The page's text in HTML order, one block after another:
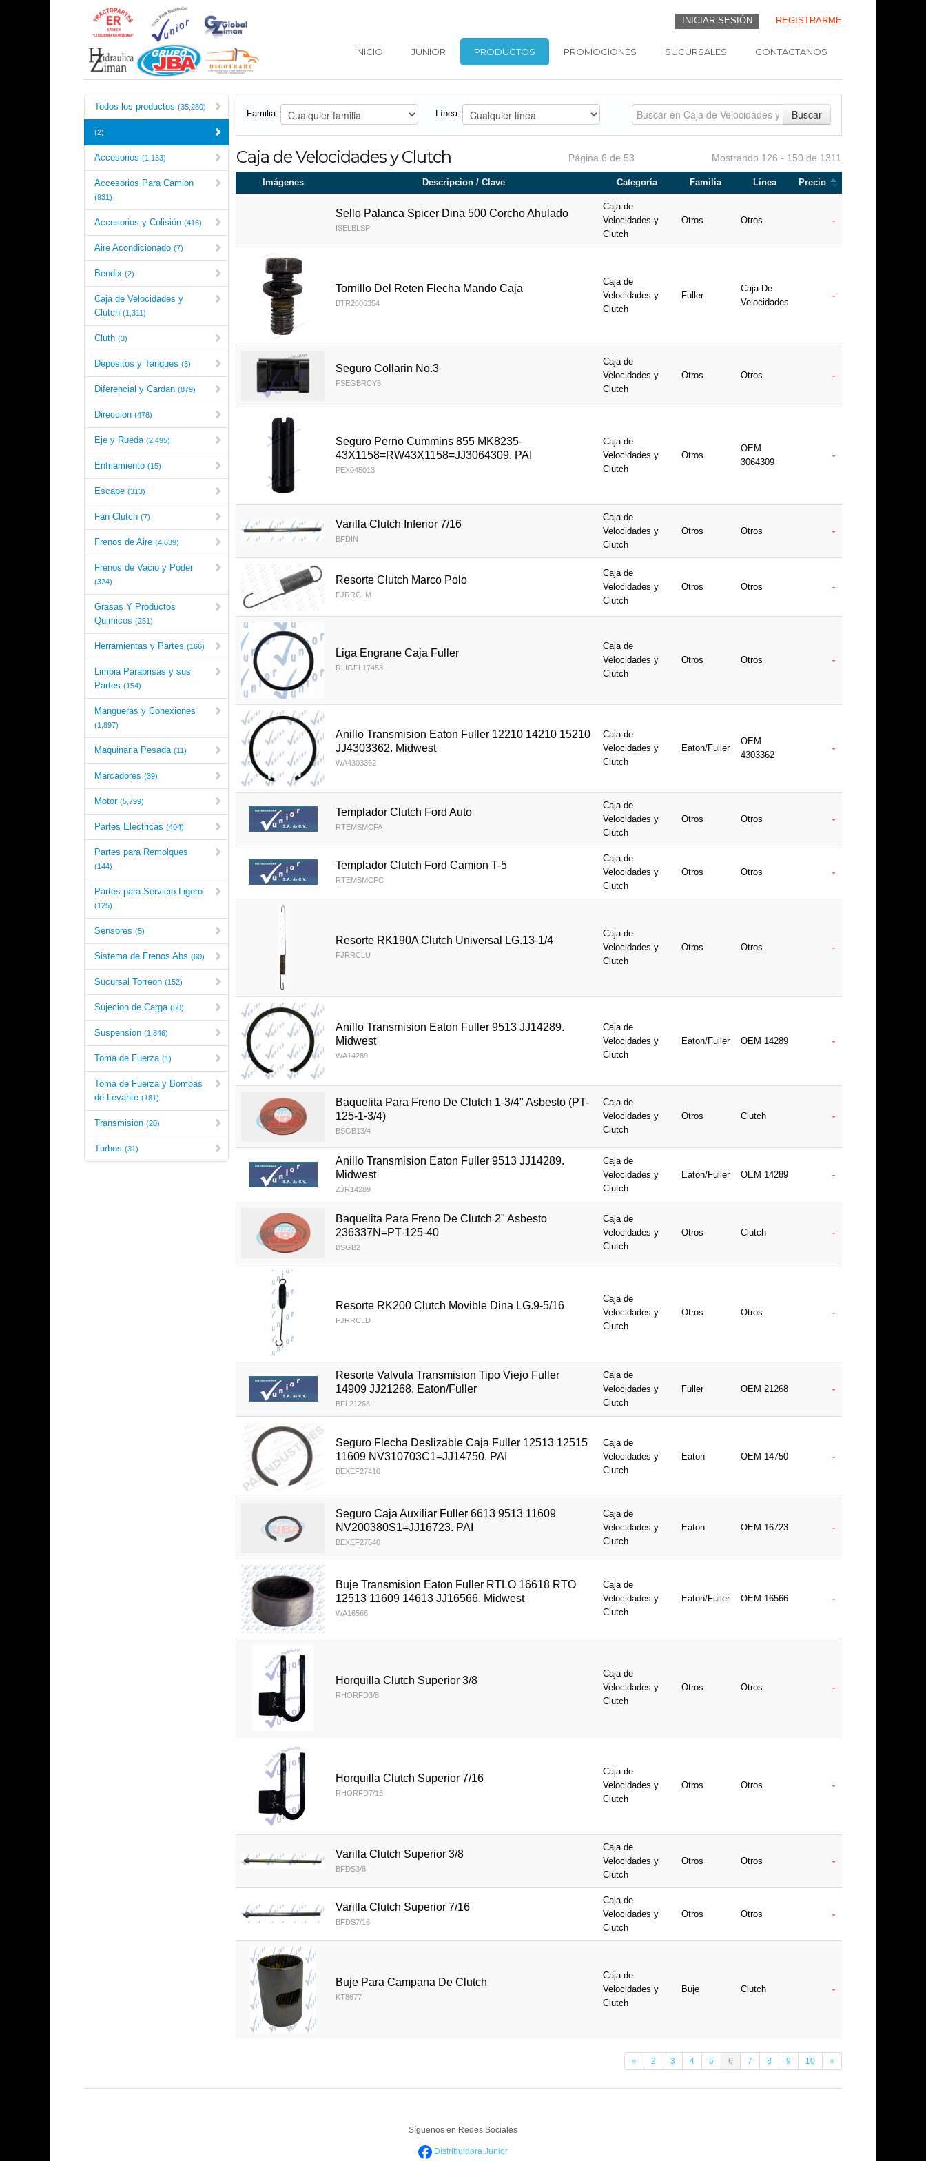
INICIAR SESIÓN REGISTRARME
INICIO JUNIOR PRODUCTOS PROMOCIONES SUCURSALES CONTACTANOS
Todos los productos (35,280)
(2)
Accesorios (1,133)
Accesorios Para Camion
(931)
Accesorios y Colisión (416)
Aire Acondicionado (7)
Bendix (2)
Caja de Velocidades y
Clutch (1,311)
Cluth (3)
Depositos y Tanques (3)
Diferencial y Cardan (879)
Direccion (478)
Eje y Rueda (2,495)
Enfriamiento (15)
Escape (313)
Fan Clutch (7)
Frenos de Aire (4,639)
Frenos de Vacio y Poder
(324)
Grasas Y Productos
Quimicos (251)
Herramientas y Partes (166)
Limpia Parabrisas y sus
Partes (154)
Mangueras y Conexiones
(1,897)
Maquinaria Pesada (11)
Marcadores (39)
Motor (5,799)
Partes Electricas (404)
Partes para Remolques
(144)
Partes para Servicio Ligero
(125)
Sensores (5)
Sistema de Frenos Abs (60)
Sucursal Torreon (152)
Sujecion de Carga (50)
Suspension (1,846)
Toma de Fuerza (1)
Toma de Fuerza y Bombas
de Levante (181)
Transmision (20)
Turbos (31)
Familia: Línea: Buscar
Caja de Velocidades y Clutch Página 6 de 53 Mostrando 126 - 150 de 1311
Imágenes Descripcion / Clave Categoría Familia Linea Precio
Sello Palanca Spicer Dina 500 Corcho Ahulado
ISELBLSP
Caja de
Velocidades y
Clutch
Otros Otros -
Tornillo Del Reten Flecha Mando Caja
BTR2606354
Caja de
Velocidades y
Clutch
Fuller
Caja De
Velocidades
-
Seguro Collarin No.3
FSEGBRCY3
Caja de
Velocidades y
Clutch
Otros Otros -
Seguro Perno Cummins 855 MK8235-
43X1158=RW43X1158=JJ3064309. PAI
PEX045013
Caja de
Velocidades y
Clutch
Otros
OEM
3064309
-
Varilla Clutch Inferior 7/16
BFDIN
Caja de
Velocidades y
Clutch
Otros Otros -
Resorte Clutch Marco Polo
FJRRCLM
Caja de
Velocidades y
Clutch
Otros Otros -
Liga Engrane Caja Fuller
RLIGFL17453
Caja de
Velocidades y
Clutch
Otros Otros -
Anillo Transmision Eaton Fuller 12210 14210 15210
JJ4303362. Midwest
WA4303362
Caja de
Velocidades y
Clutch
Eaton/Fuller
OEM
4303362
-
Templador Clutch Ford Auto
RTEMSMCFA
Caja de
Velocidades y
Clutch
Otros Otros -
Templador Clutch Ford Camion T-5
RTEMSMCFC
Caja de
Velocidades y
Clutch
Otros Otros -
Resorte RK190A Clutch Universal LG.13-1/4
FJRRCLU
Caja de
Velocidades y
Clutch
Otros Otros -
Anillo Transmision Eaton Fuller 9513 JJ14289.
Midwest
WA14289
Caja de
Velocidades y
Clutch
Eaton/Fuller OEM 14289 -
Baquelita Para Freno De Clutch 1-3/4" Asbesto (PT-
125-1-3/4)
BSGB13/4
Caja de
Velocidades y
Clutch
Otros Clutch -
Anillo Transmision Eaton Fuller 9513 JJ14289.
Midwest
ZJR14289
Caja de
Velocidades y
Clutch
Eaton/Fuller OEM 14289 -
Baquelita Para Freno De Clutch 2" Asbesto
236337N=PT-125-40
BSGB2
Caja de
Velocidades y
Clutch
Otros Clutch -
Resorte RK200 Clutch Movible Dina LG.9-5/16
FJRRCLD
Caja de
Velocidades y
Clutch
Otros Otros -
Resorte Valvula Transmision Tipo Viejo Fuller
14909 JJ21268. Eaton/Fuller
BFL21268-
Caja de
Velocidades y
Clutch
Fuller OEM 21268 -
Seguro Flecha Deslizable Caja Fuller 12513 12515
11609 NV310703C1=JJ14750. PAI
BEXEF27410
Caja de
Velocidades y
Clutch
Eaton OEM 14750 -
Seguro Caja Auxiliar Fuller 6613 9513 11609
NV200380S1=JJ16723. PAI
BEXEF27540
Caja de
Velocidades y
Clutch
Eaton OEM 16723 -
Buje Transmision Eaton Fuller RTLO 16618 RTO
12513 11609 14613 JJ16566. Midwest
WA16566
Caja de
Velocidades y
Clutch
Eaton/Fuller OEM 16566 -
Horquilla Clutch Superior 3/8
RHORFD3/8
Caja de
Velocidades y
Clutch
Otros Otros -
Horquilla Clutch Superior 7/16
RHORFD7/16
Caja de
Velocidades y
Clutch
Otros Otros -
Varilla Clutch Superior 3/8
BFDS3/8
Caja de
Velocidades y
Clutch
Otros Otros -
Varilla Clutch Superior 7/16
BFDS7/16
Caja de
Velocidades y
Clutch
Otros Otros -
Buje Para Campana De Clutch
KT8677
Caja de
Velocidades y
Clutch
Buje Clutch -
« 2 3 4 5 6 7 8 9 10 »
Síguenos en Redes Sociales
Distribuidora.Junior